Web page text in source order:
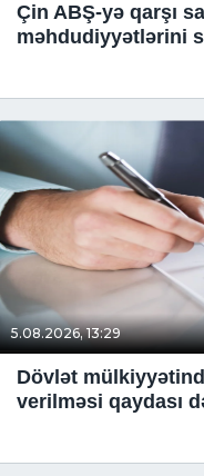
Çin ABŞ-yə qarşı
məhdudiyyətlərini
5.08.2026, 13:29
Dövlət
verilməsi qaydası